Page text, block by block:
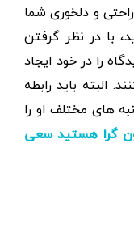
و دلخوری شما
با در نظر گرفتن
را در خود ایجاد
البته باید رابطه
های مختلف او را
گرا هستید سعی